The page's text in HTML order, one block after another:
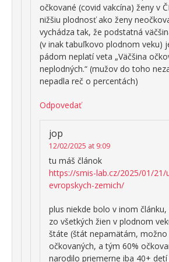
očkované (covid vakcína) ženy v
nižšiu plodnosť ako ženy
vychádza tak, že podstatná
(v inak tabuľkovo plodnom veku)
pádom neplatí veta „Väčšina
neplodných.“ (mužov do toho
nepadla reč o percentách)
Odpovedať
jop
12/02/2025 at 9:09
tu máš článok
https://smis-lab.cz/2025/01/
evropskych-zemich/
plus niekde bolo v inom článku,
zo všetkých žien v plodnom
štáte (štát nepamätám, možno
očkovaných, a tým 60%
narodilo priemerne iba 40+